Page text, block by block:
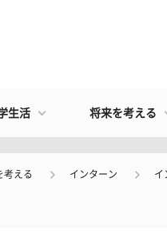
生活 将来を考える
考える インターン イ